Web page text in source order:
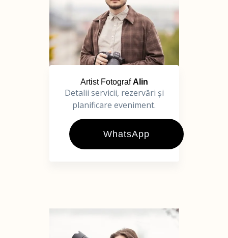
Artist FotografAlin
Detalii servicii, rezervări și
planificare eveniment.
WhatsApp